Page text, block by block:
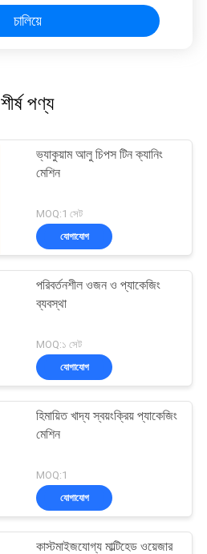
চালিয়ে
শীর্ষ পণ্য
ভ্যাকুয়াম আলু চিপস টিন ক্যানিং
মেশিন
MOQ:1 সেট
যোগাযোগ
পরিবর্তনশীল ওজন ও প্যাকেজিং
ব্যবস্থা
MOQ:১ সেট
যোগাযোগ
হিমায়িত খাদ্য স্বয়ংক্রিয় প্যাকেজিং
মেশিন
MOQ:1
যোগাযোগ
কাস্টমাইজযোগ্য মাল্টিহেড ওয়েজার